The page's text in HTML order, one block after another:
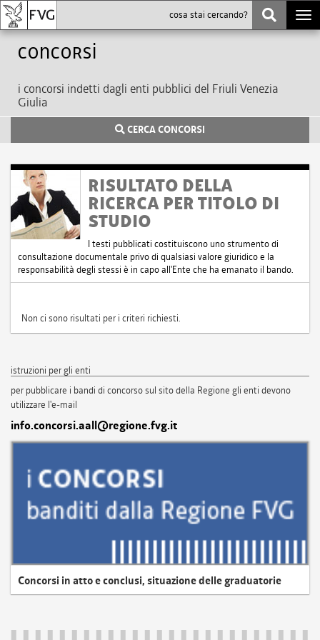
Concorsi
i concorsi indetti dagli enti pubblici del Friuli Venezia
Giulia
CERCA CONCORSI
RISULTATO DELLA
RICERCA PER TITOLO DI
STUDIO
I testi pubblicati costituiscono uno strumento di
consultazione documentale privo di qualsiasi valore giuridico e la
responsabilità degli stessi è in capo all'Ente che ha emanato il bando.
Non ci sono risultati per i criteri richiesti.
istruzioni per gli enti
per pubblicare i bandi di concorso sul sito della Regione gli enti devono
utilizzare l'e-mail
info.concorsi.aall@regione.fvg.it
Concorsi in atto e conclusi, situazione delle graduatorie